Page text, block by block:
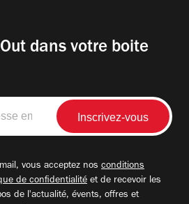
dans votre boite
vous acceptez nos conditions
de confidentialité et de recevoir les
de l'actualité, évents, offres et